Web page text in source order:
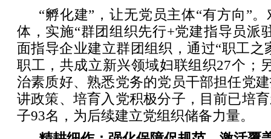
“孵化建”，让无党员主体“有方向”
体，实施“群团组织先行+党建指导员派
面指导企业建立群团组织，通过“职工之
职工，共成立新兴领域妇联组织27个；
治素质好、熟悉党务的党员干部担任党
讲政策、培育入党积极分子，目前已培
子93名，为后续建立党组织储备力量。